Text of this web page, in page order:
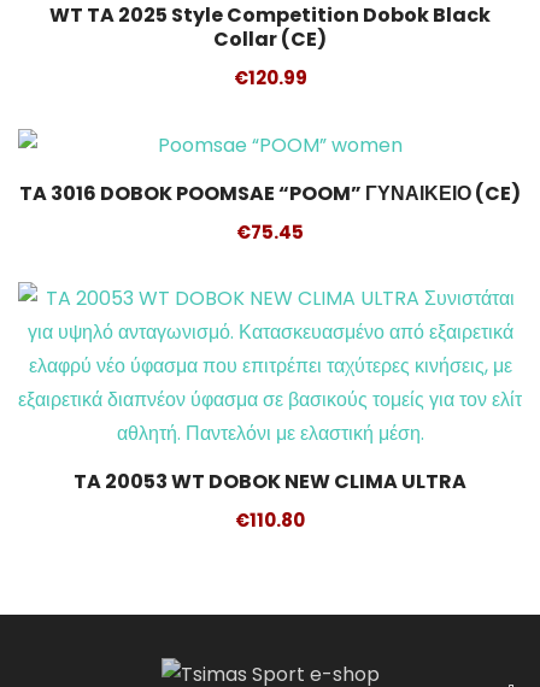
WT TA 2025 Style Competition Dobok Black
Collar (CE)
€120.99
TA 3016 DOBOK POOMSAE “POOM” ΓΥΝΑΙΚΕΙΟ (CE)
€75.45
Επιλογή
TA 20053 WT DOBOK NEW CLIMA ULTRA
€110.80
Προσθήκη στο καλάθι